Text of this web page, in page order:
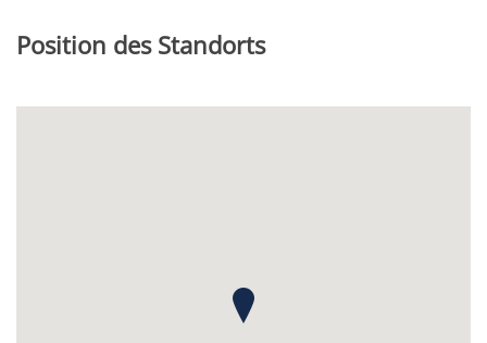
Position des Standorts